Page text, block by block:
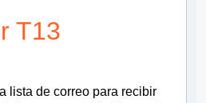
T13
lista de correo para recibir